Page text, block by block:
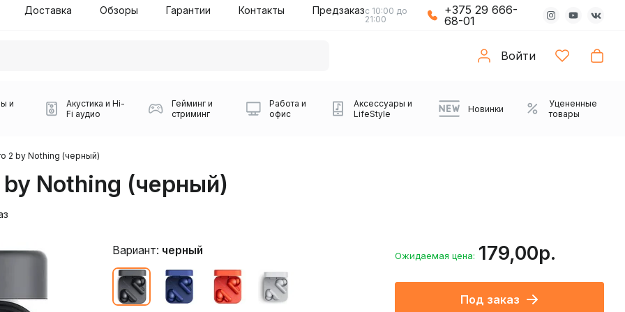
2-й этаж, 10
Доставка Обзоры Гарантии Контакты Предзаказс 10:00 до
21:00
+375 29 666-
68-01
Войти
Игровые наушники Беспроводные колонки
и
Микрофоны BOYA Наборы
Акустика и Hi-
Fi аудио
Портативные колонки Ресиверы
Саундбары
Гейминг и
стриминг
Игровые мыши Logitech Геймпады
Работа и
офис
Наборы периферии Коврики для мыши
Аксессуары и
LifeStyle
USB Type-C адаптеры
Новинки
Уцененные
товары
2 by Nothing (черный)
Nothing (черный)
Вариант: черный Ожидаемая цена: 179,00р.
Под заказ